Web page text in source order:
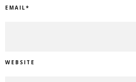
EMAIL*
WEBSITE